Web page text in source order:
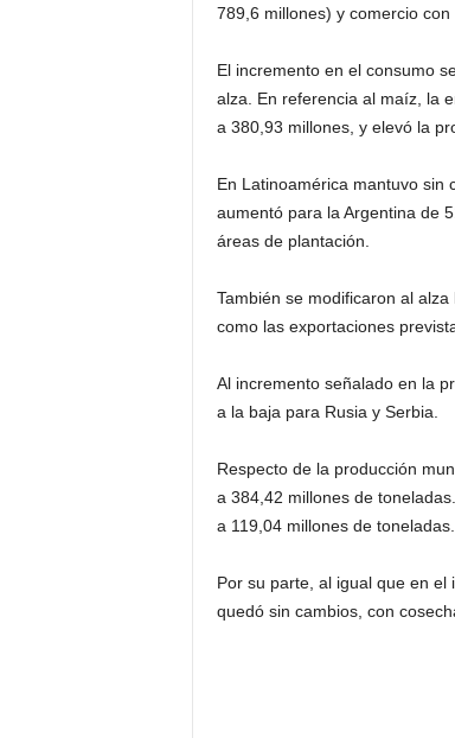
789,6 millones) y comercio
El incremento en el consumo
alza. En referencia al maíz, la
a 380,93 millones, y elevó la
En Latinoamérica mantuvo sin
aumentó para la Argentina de
áreas de plantación.
También se modificaron al
como las exportaciones
Al incremento señalado en la
a la baja para Rusia y Serbia.
Respecto de la producción
a 384,42 millones de
a 119,04 millones de toneladas.
Por su parte, al igual que en
quedó sin cambios, con